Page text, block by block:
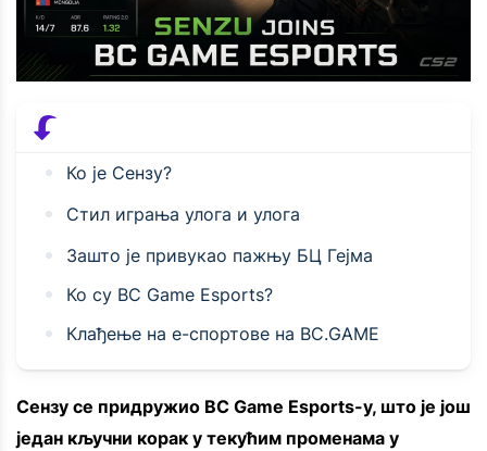
Ко је Сензу?
Стил играња улога и улога
Зашто је привукао пажњу БЦ Гејма
Ко су BC Game Esports?
Клађење на е-спортове на BC.GAME
Сензу се придружио BC Game Esports-у, што је још
један кључни корак у текућим променама у